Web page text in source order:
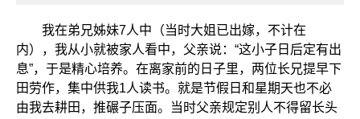
我在弟兄姊妹7人中（当时大姐已出嫁，不计在
内），我从小就被家人看中，父亲说：“这小子日后定有出
息”，于是精心培养。在离家前的日子里，两位长兄提早下
田劳作，集中供我1人读书。就是节假日和星期天也不必
由我去耕田，推碾子压面。当时父亲规定别人不得留长头